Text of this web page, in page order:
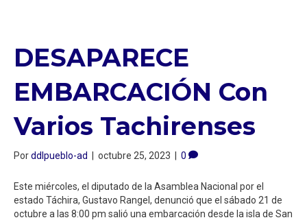
DESAPARECE
EMBARCACIÓN Con
Varios Tachirenses
Porddlpueblo-ad | octubre 25, 2023 | 0
Este miércoles, el diputado de la Asamblea Nacional por el
estado Táchira, Gustavo Rangel, denunció que el sábado 21 de
octubre a las 8:00 pm salió una embarcación desde la isla de San